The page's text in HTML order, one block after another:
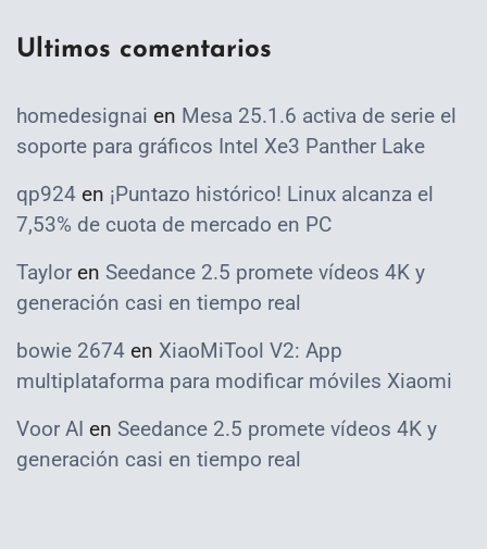
Ultimos comentarios
homedesignai en Mesa 25.1.6 activa de serie el
soporte para gráficos Intel Xe3 Panther Lake
qp924 en ¡Puntazo histórico! Linux alcanza el
7,53% de cuota de mercado en PC
Taylor en Seedance 2.5 promete vídeos 4K y
generación casi en tiempo real
bowie 2674 en XiaoMiTool V2: App
multiplataforma para modificar móviles Xiaomi
Voor AI en Seedance 2.5 promete vídeos 4K y
generación casi en tiempo real